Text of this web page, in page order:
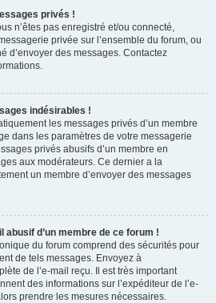
privés !
n’êtes pas enregistré et/ou connecté,
privée sur l’ensemble du forum, ou
d’envoyer des messages. Contactez
indésirables !
les messages privés d’un membre
dans les paramètres de votre messagerie
privés abusifs d’un membre en
aux modérateurs. Ce dernier a la
un membre d’envoyer des messages
abusif d’un membre de ce forum !
du forum comprend des sécurités pour
de tels messages. Envoyez à
de l’e-mail reçu. Il est très important
des informations sur l’expéditeur de l’e-
prendre les mesures nécessaires.